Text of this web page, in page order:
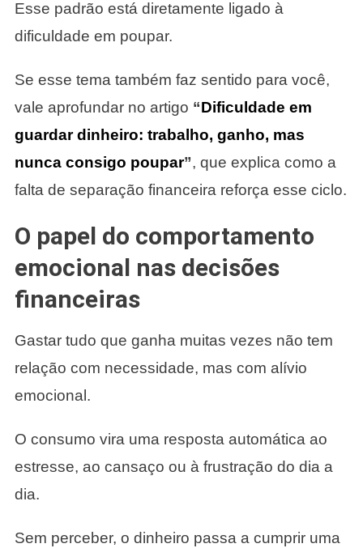
Esse padrão está diretamente ligado à
dificuldade em poupar.
Se esse tema também faz sentido para você,
vale aprofundar no artigo “Dificuldade em
guardar dinheiro: trabalho, ganho, mas
nunca consigo poupar”, que explica como a
falta de separação financeira reforça esse ciclo.
O papel do comportamento
emocional nas decisões
financeiras
Gastar tudo que ganha muitas vezes não tem
relação com necessidade, mas com alívio
emocional.
O consumo vira uma resposta automática ao
estresse, ao cansaço ou à frustração do dia a
dia.
Sem perceber, o dinheiro passa a cumprir uma